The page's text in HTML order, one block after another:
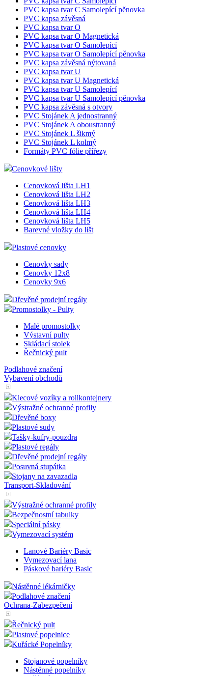
Pouzdra na informace
PVC samolepící kapsa tvar C
PVC samolepící kapsa tvar D
PVC nelepící kapsa tvar U
PVC samolepící kapsa tvar U
PVC kapsa tvar C
PVC kapsa tvar C Magnetická
PVC kapsa tvar C Samolepící
PVC kapsa tvar C Samolepící pěnovka
PVC kapsa závěsná
PVC kapsa tvar O
PVC kapsa tvar O Magnetická
PVC kapsa tvar O Samolepící
PVC kapsa tvar O Samolepící pěnovka
PVC kapsa závěsná nýtovaná
PVC kapsa tvar U
PVC kapsa tvar U Magnetická
PVC kapsa tvar U Samolepící
PVC kapsa tvar U Samolepící pěnovka
PVC kapsa závěsná s otvory
PVC Stojánek A jednostranný
PVC Stojánek A oboustranný
PVC Stojánek L šikmý
PVC Stojánek L kolmý
Formáty PVC fólie přířezy
Cenovkové lišty
Cenovková lišta LH1
Cenovková lišta LH2
Cenovková lišta LH3
Cenovková lišta LH4
Cenovková lišta LH5
Barevné vložky do lišt
Plastové cenovky
Cenovky sady
Cenovky 12x8
Cenovky 9x6
Dřevěné prodejní regály
Promostolky - Pulty
Výstavní pulty
Skládací stolek
Řečnický pult
Podlahové značení
Vybavení obchodů
Klecové vozíky a rollkontejnery
Výstražné ochranné profily
Dřevěné boxy
Tašky-kufry-pouzdra
Plastové regály
Dřevěné prodejní regály
Posuvná stupátka
Transport-Skladování
Výstražné ochranné profily
Speciální pásky
Vymezovací systém
Vymezovací lana
Páskové bariéry Basic
Podlahové značení
Ochrana-Zabezpečení